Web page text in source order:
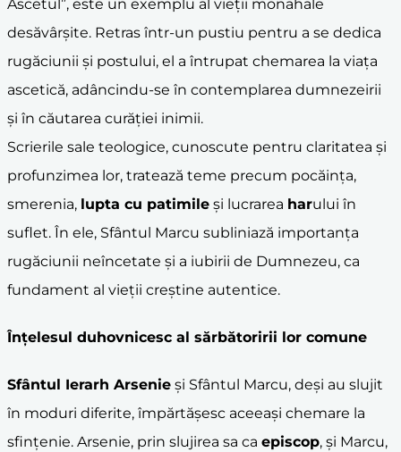
Ascetul”, este un exemplu al vieții monahale
desăvârșite. Retras într-un pustiu pentru a se dedica
rugăciunii și postului, el a întrupat chemarea la viața
ascetică, adâncindu-se în contemplarea dumnezeirii
și în căutarea curăției inimii.
Scrierile sale teologice, cunoscute pentru claritatea și
profunzimea lor, tratează teme precum pocăința,
smerenia, lupta cu patimile și lucrarea harului în
suflet. În ele, Sfântul Marcu subliniază importanța
rugăciunii neîncetate și a iubirii de Dumnezeu, ca
fundament al vieții creștine autentice.
Înțelesul duhovnicesc al sărbătoririi lor comune
Sfântul Ierarh Arsenie și Sfântul Marcu, deși au slujit
în moduri diferite, împărtășesc aceeași chemare la
sfințenie. Arsenie, prin slujirea sa ca episcop, și Marcu,